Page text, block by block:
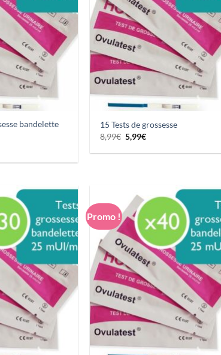
bandelette
15 Tests de grossesse
8,99€ Le
prix
initial
5,99€Le
actuel
Promo !